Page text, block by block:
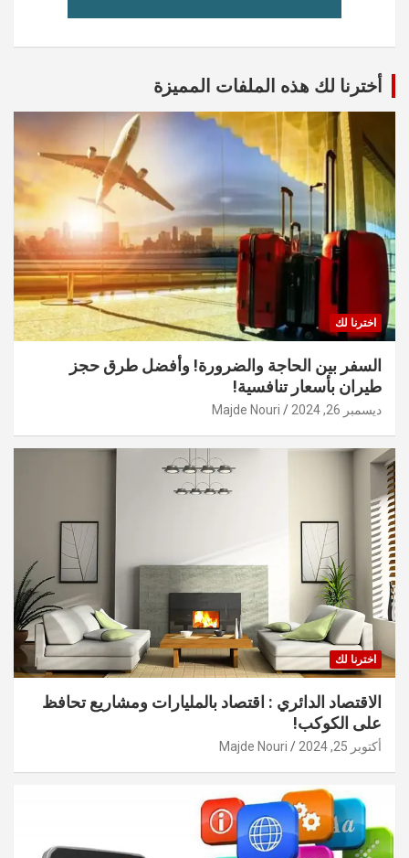
أخترنا لك هذه الملفات المميزة
اخترنا لك
السفر بين الحاجة والضرورة! وأفضل طرق حجز
طيران بأسعار تنافسية!
ديسمبر 26, 2024 Majde Nouri
اخترنا لك
الاقتصاد الدائري : اقتصاد بالمليارات ومشاريع تحافظ
على الكوكب!
أكتوبر 25, 2024 Majde Nouri